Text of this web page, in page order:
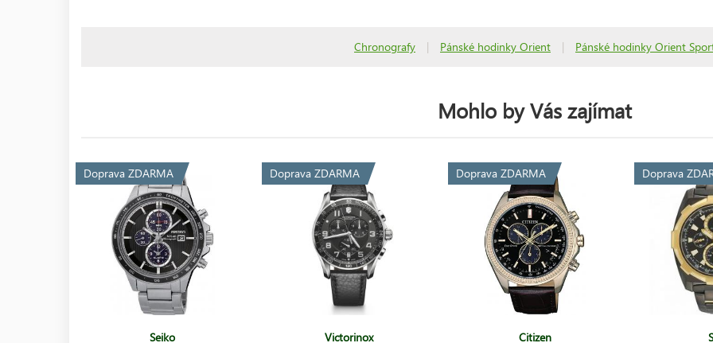
Chronografy | Pánské hodinky Orient | Pánské hodinky Orient
Mohlo by Vás zajímat
Doprava ZDARMA
Seiko
Doprava ZDARMA
Victorinox
Doprava ZDARMA
Citizen
Doprava